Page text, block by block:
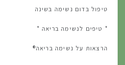
טיפול בדום נשימה בשינה
* טיפים לנשימה בריאה *
הרצאות על נשימה בריאה®